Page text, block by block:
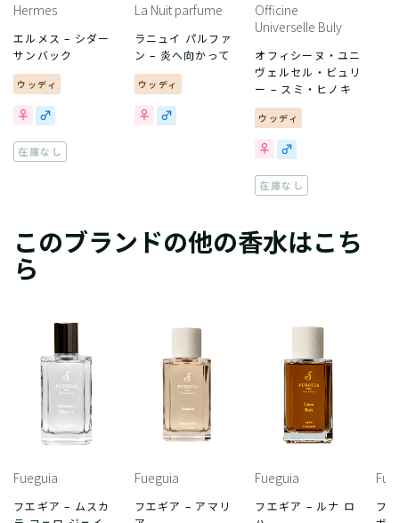
Hermes
エルメス – シダー
サンバック
ウッディ
在庫なし
La Nuit parfume
ラニュイ パルファ
ン – 炎へ向かって
ウッディ
Officine
Universelle Buly
オフィシーヌ・ユニ
ヴェルセル・ビュリ
ー – スミ・ヒノキ
ウッディ
在庫なし
このブランドの他の香水はこち
ら
Fueguia
フエギア – ムスカ
Fueguia
フエギア – アマリ
Fueguia
フエギア – ルナ ロ
フ